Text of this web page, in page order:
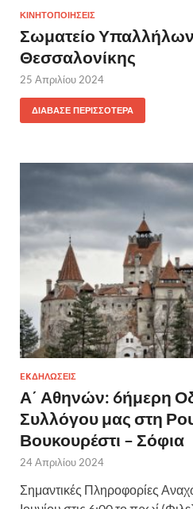
ΚΙΝΗΤΟΠΟΙΗΣΕΙΣ
Σωματείο
Θεσσαλονίκης
25 Απριλίου 2024
ΔΙΆΒΑΣΕ ΠΕΡΙΣΣΌΤΕΡΑ
EKΔΗΛΩΣΕΙΣ
Α΄ Αθηνών: 6ήμερη
Συλλόγου μας στη
Βουκουρέστι – Σόφια
24 Απριλίου 2024
Σημαντικές Πληροφορίες